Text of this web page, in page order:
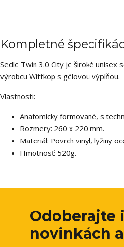
Kompletné
Sedlo Twin 3.0 City je široké unisex
výrobcu Wittkop s gélovou výplňou.
Vlastnosti:
Anatomicky formované, s
Rozmery: 260 x 220 mm.
Materiál: Povrch vinyl, lyžiny
Hmotnosť: 520g.
Odoberajte
novinkách